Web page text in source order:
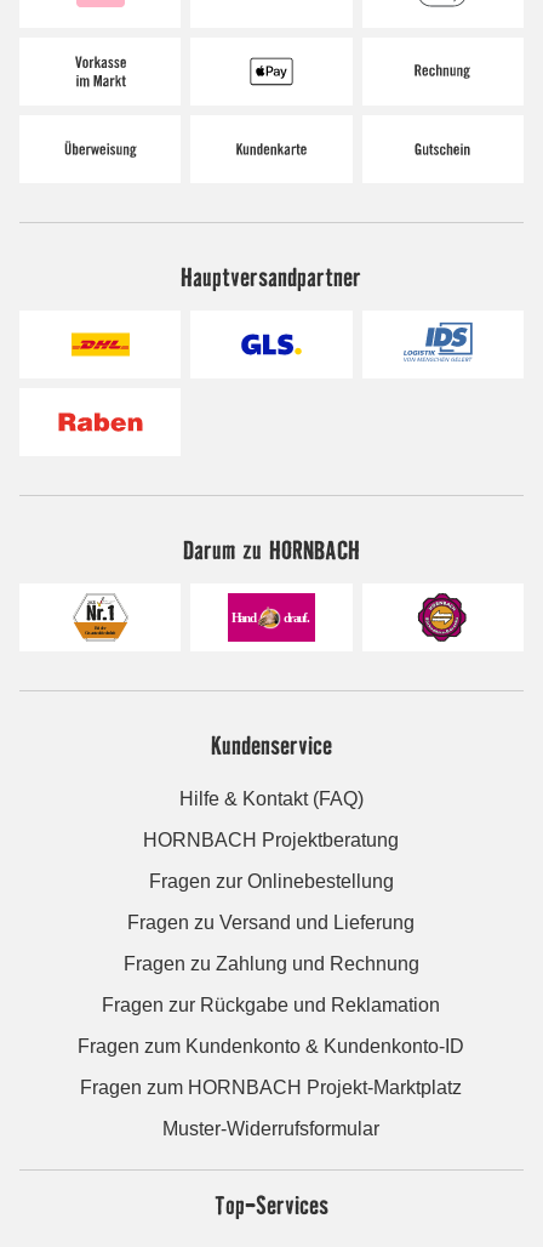
Hauptversandpartner
Darum zu HORNBACH
Kundenservice
Hilfe & Kontakt (FAQ)
HORNBACH Projektberatung
Fragen zur Onlinebestellung
Fragen zu Versand und Lieferung
Fragen zu Zahlung und Rechnung
Fragen zur Rückgabe und Reklamation
Fragen zum Kundenkonto & Kundenkonto-ID
Fragen zum HORNBACH Projekt-Marktplatz
Muster-Widerrufsformular
Top-Services